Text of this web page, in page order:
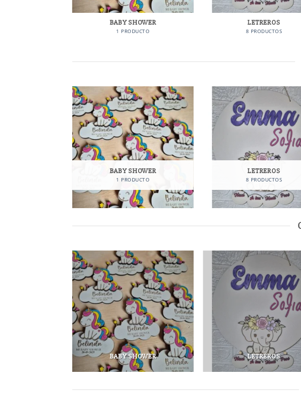
BABY SHOWER
1 PRODUCTO
LETREROS
8 PRODUCTOS
BABY SHOWER
1 PRODUCTO
LETREROS
8 PRODUCTOS
BABY SHOWER LETREROS